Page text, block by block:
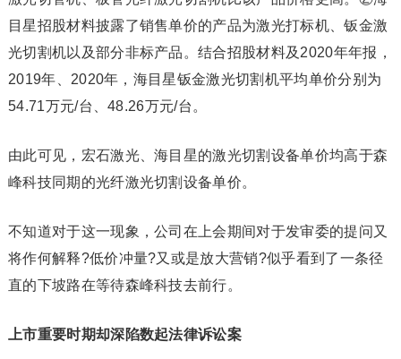
目星招股材料披露了销售单价的产品为激光打标机、钣金激
光切割机以及部分非标产品。结合招股材料及2020年年报，
2019年、2020年，海目星钣金激光切割机平均单价分别为
54.71万元/台、48.26万元/台。
由此可见，宏石激光、海目星的激光切割设备单价均高于森
峰科技同期的光纤激光切割设备单价。
不知道对于这一现象，公司在上会期间对于发审委的提问又
将作何解释?低价冲量?又或是放大营销?似乎看到了一条径
直的下坡路在等待森峰科技去前行。
上市重要时期却深陷数起法律诉讼案